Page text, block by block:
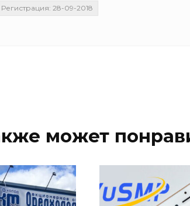
Регистрация: 28-09-2018
может